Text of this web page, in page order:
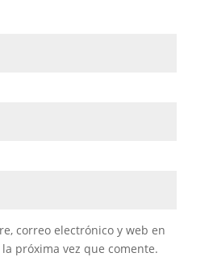
correo electrónico y web en
próxima vez que comente.